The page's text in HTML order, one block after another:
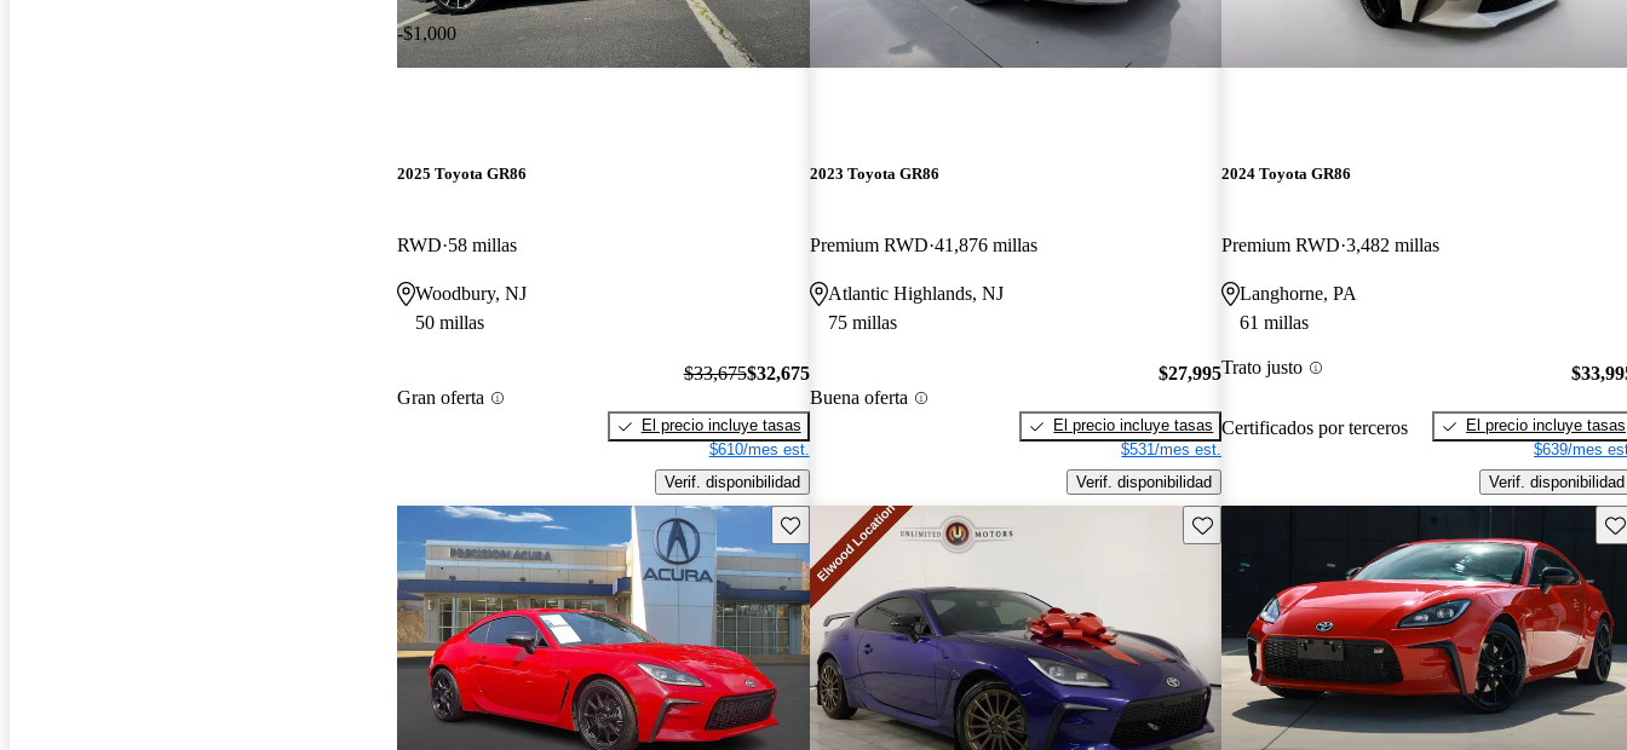
-$1,000
2025 Toyota GR86
RWD 58 millas
Woodbury, NJ
50 millas
Gran oferta
$33,675$32,675
El precio incluye tasas
$610/mes est.
Verif. disponibilidad
2023 Toyota GR86
Premium RWD 41,876 millas
Atlantic Highlands, NJ
75 millas
Buena oferta
$27,995
El precio incluye tasas
$531/mes est.
Verif. disponibilidad
2024 Toyota GR86
Premium RWD 3,482 millas
Langhorne, PA
61 millas
Trato justo
Certificados por terceros
El precio incluye tasas
$639/mes
Verif. disponibilidad
Guarda este Aviso Guarda este Aviso